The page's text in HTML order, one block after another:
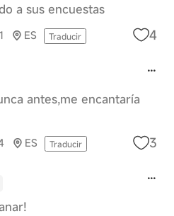
a sus encuestas
ES Traducir 4
antes,me encantaría
ES Traducir 3